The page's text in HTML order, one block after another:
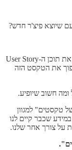
שיוצא פיצ'ר חדש?
במקום לכתוב את האימייל מסקראצ', אני מעתיק את תוכן ה-User Story
את הטקסט הזה
חשוב שיופיע.
טקסטים" למגוון
שכבר קיים לנו
על צורך אחר שלנו.